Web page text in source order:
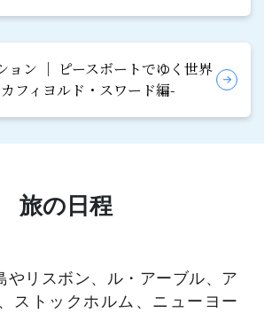
ョン │ ピースボートでゆく世界
フィヨルド・スワード編-
旅の日程
やリスボン、ル・アーブル、ア
ストックホルム、ニューヨー